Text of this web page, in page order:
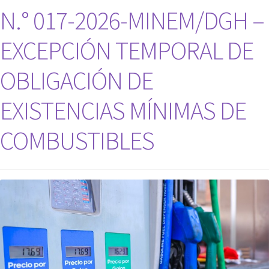
N.° 017-2026-MINEM/DGH –
EXCEPCIÓN TEMPORAL DE
OBLIGACIÓN DE
EXISTENCIAS MÍNIMAS DE
COMBUSTIBLES